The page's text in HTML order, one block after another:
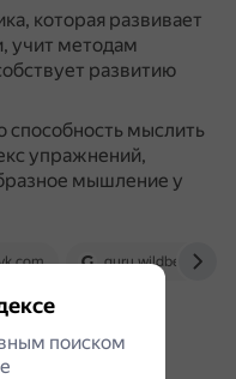
которая развивает
учит методам
развитию
способность мыслить
упражнений,
мышление у
guru.wildberries.ru
поиском